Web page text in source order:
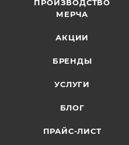
ПРОИЗВОДСТВО
МЕРЧА
АКЦИИ
БРЕНДЫ
УСЛУГИ
БЛОГ
ПРАЙС-ЛИСТ